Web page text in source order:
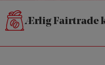
Ærlig Fairtrade